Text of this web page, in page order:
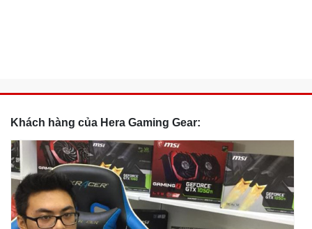
Khách hàng của Hera Gaming Gear: